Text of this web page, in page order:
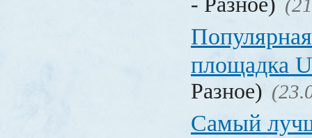
площадка
Разное)
Самый